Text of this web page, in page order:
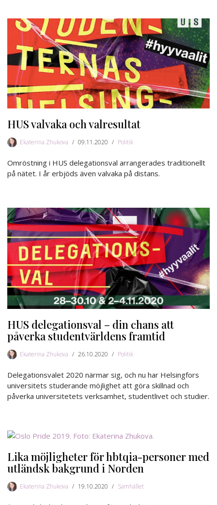
HUS valvaka och valresultat
Ekaterina Zhukova 09.11.2020 Politik
Omröstning i HUS delegationsval arrangerades traditionellt
på nätet. I år erbjöds även valvaka på distans.
HUS delegationsval – din chans att
påverka studentvärldens framtid
Ekaterina Zhukova 26.10.2020 Politik
Delegationsvalet 2020 närmar sig, och nu har Helsingfors
universitets studerande möjlighet att göra skillnad och
påverka universitetets verksamhet, studentlivet och studier.
Lika möjligheter för hbtqia-personer med
utländsk bakgrund i Norden
Ekaterina Zhukova 19.10.2020 Samhället